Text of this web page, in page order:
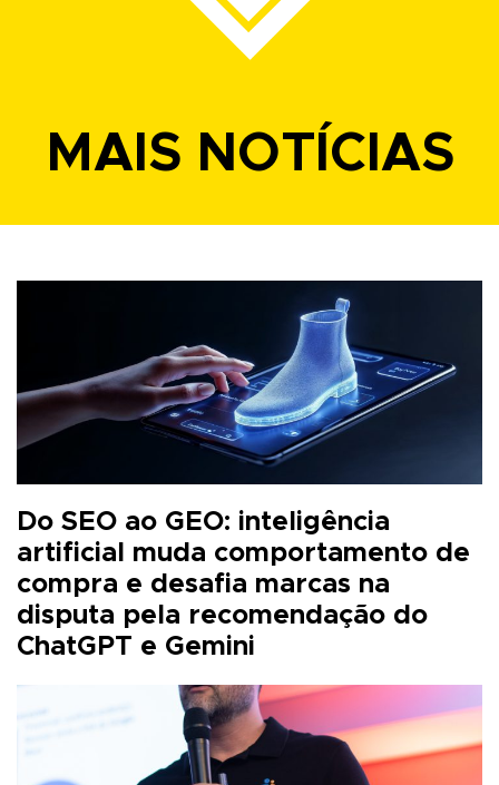
MAIS NOTÍCIAS
Do SEO ao GEO: inteligência
artificial muda comportamento de
compra e desafia marcas na
disputa pela recomendação do
ChatGPT e Gemini